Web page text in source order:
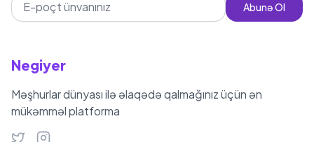
Abunə Ol
Negiyer
Məşhurlar dünyası ilə əlaqədə qalmağınız üçün ən
mükəmməl platforma